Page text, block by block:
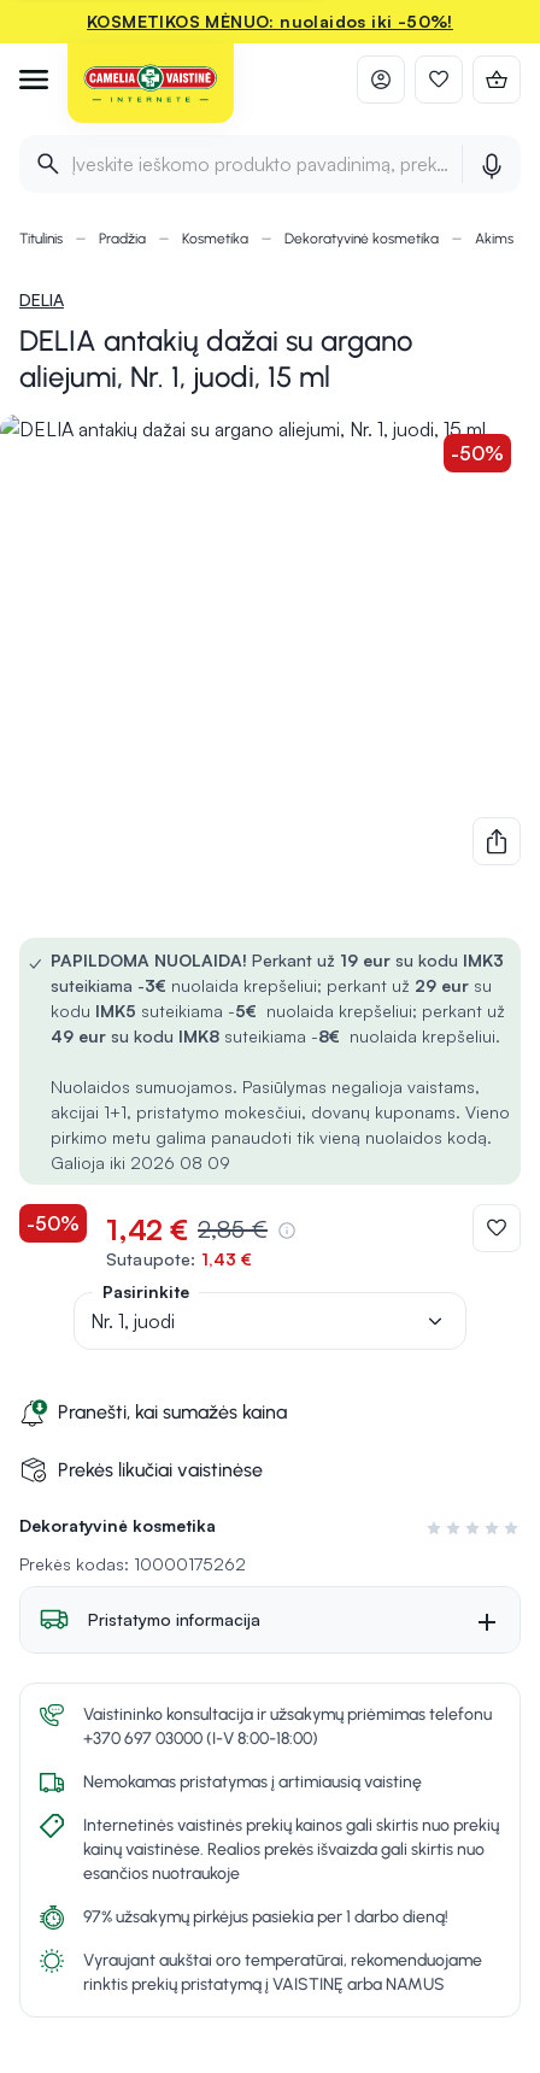
KOSMETIKOS MĖNUO: nuolaidos iki -50%!
Įveskite ieškomo produkto pavadinimą, prekės ženklą ir
Titulinis Pradžia Kosmetika Dekoratyvinė kosmetika Akims
DELIA
DELIA antakių dažai su argano
aliejumi, Nr. 1, juodi, 15 ml
-50%
Dekoratyvinė kosmetika
Įvertinimas 0
Prekės kodas: 10000175262
✓ PAPILDOMA NUOLAIDA! Perkant už 19 eur su kodu IMK3
suteikiama -3€ nuolaida krepšeliui; perkant už 29 eur su
kodu IMK5 suteikiama -5€ nuolaida krepšeliui; perkant už
49 eur su kodu IMK8 suteikiama -8€ nuolaida krepšeliui.
Nuolaidos sumuojamos. Pasiūlymas negalioja vaistams,
akcijai 1+1, pristatymo mokesčiui, dovanų kuponams. Vieno
pirkimo metu galima panaudoti tik vieną nuolaidos kodą.
Galioja iki 2026 08 09
-50% 1,42 € 2,85 €
Sutaupote: 1,43 €
Pranešti, kai sumažės kaina
Prekės likučiai vaistinėse
Pasirinkite
Nr. 1, juodi
Pristatymo informacija
Vaistininko konsultacija ir užsakymų priėmimas telefonu
+370 697 03000 (I-V 8:00-18:00)
Nemokamas pristatymas į artimiausią vaistinę
Internetinės vaistinės prekių kainos gali skirtis nuo prekių
kainų vaistinėse. Realios prekės išvaizda gali skirtis nuo
esančios nuotraukoje
97% užsakymų pirkėjus pasiekia per 1 darbo dieną!
Vyraujant aukštai oro temperatūrai, rekomenduojame
rinktis prekių pristatymą į VAISTINĘ arba NAMUS